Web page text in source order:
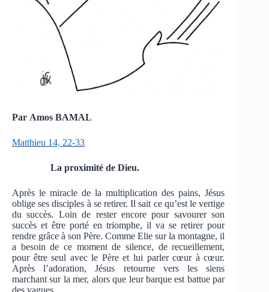
Par Amos BAMAL
Matthieu 14, 22-33
La proximité de Dieu.
Après le miracle de la multiplication des pains, Jésus
oblige ses disciples à se retirer. Il sait ce qu’est le vertige
du succès. Loin de rester encore pour savourer son
succès et être porté en triomphe, il va se retirer pour
rendre grâce à son Père. Comme Elie sur la montagne, il
a besoin de ce moment de silence, de recueillement,
pour être seul avec le Père et lui parler cœur à cœur.
Après l’adoration, Jésus retourne vers les siens
marchant sur la mer, alors que leur barque est battue par